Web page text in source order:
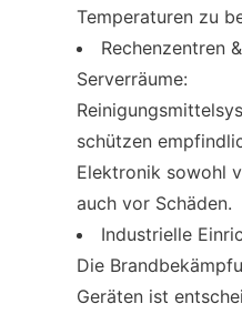
Temperaturen zu
Rechenzentren &
Serverräume:
schützen
Elektronik sowohl
auch vor Schäden.
Industrielle
Die
Geräten ist